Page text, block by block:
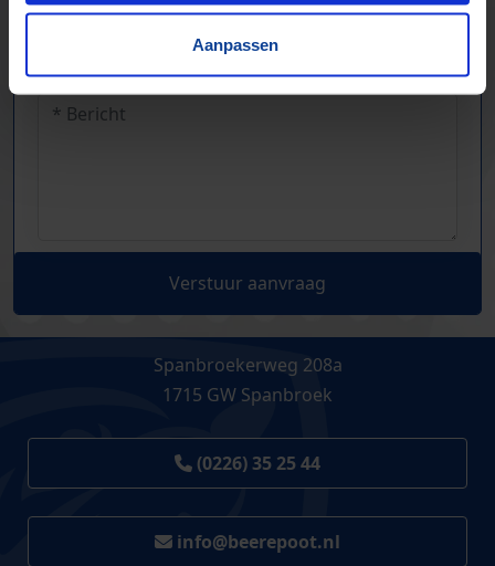
Aanpassen
Verstuur aanvraag
Spanbroekerweg 208a
1715 GW Spanbroek
(0226) 35 25 44
info@beerepoot.nl